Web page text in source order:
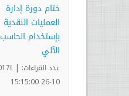
ختام دورة إدارة
العمليات النقدية
بإستخدام الحاسب
الآلي
عدد القراءات: |
10-26 15:15:00